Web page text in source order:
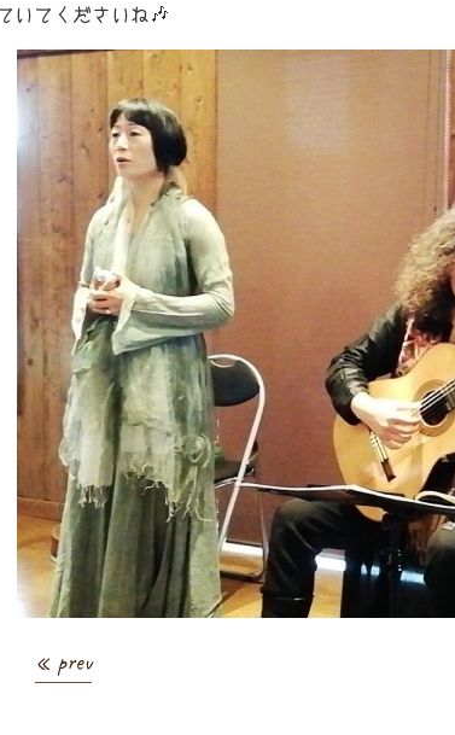
いてくださいね🎶
« prev